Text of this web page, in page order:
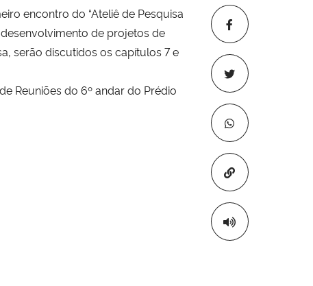
Copiar para
encontro do “Ateliê de Pesquisa
de projetos de
serão discutidos os capítulos 7 e
Reuniões do 6º andar do Prédio